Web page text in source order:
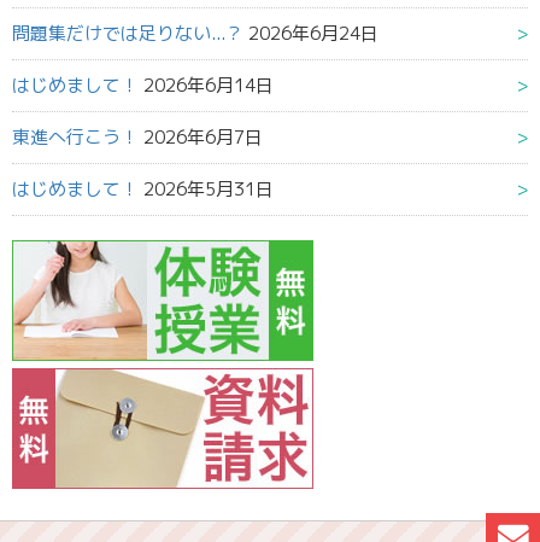
問題集だけでは足りない...？ 2026年6月24日
はじめまして！ 2026年6月14日
東進へ行こう！ 2026年6月7日
はじめまして！ 2026年5月31日